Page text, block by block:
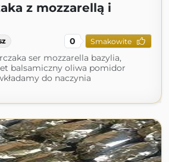
z mozzarellą i
0 Smakowite
ser mozzarella bazylia,
balsamiczny oliwa pomidor
do naczynia